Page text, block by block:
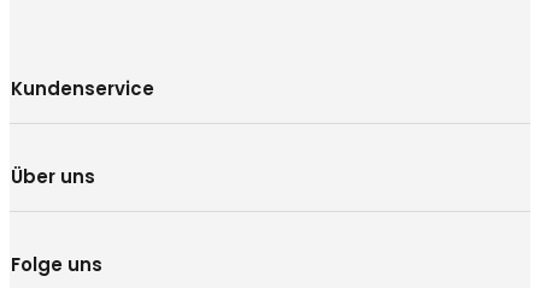
Kundenservice
Über uns
Folge uns